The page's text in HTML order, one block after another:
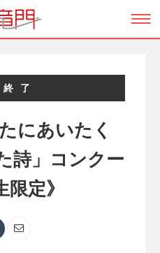
了
にあいたく
詩」コンクー
定》